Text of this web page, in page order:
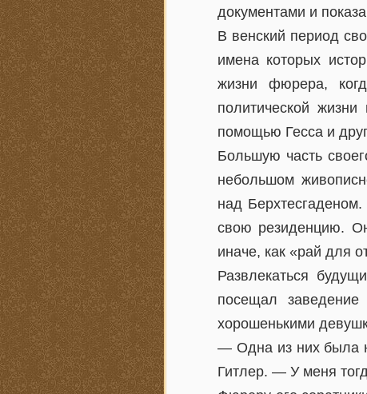
документами и
В венский период
имена которых
жизни фюрера,
политической
помощью Гесса и
Большую часть
небольшом
над
свою резиденцию.
иначе, как «рай для
Развлекаться
посещал
хорошенькими
— Одна из них была
Гитлер. — У меня